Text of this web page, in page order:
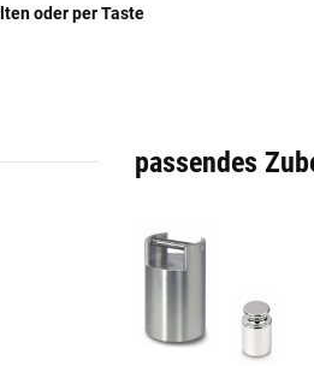
oder per Taste
passendes